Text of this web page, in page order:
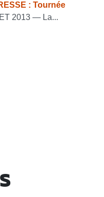
: Tournée
2013 — La...